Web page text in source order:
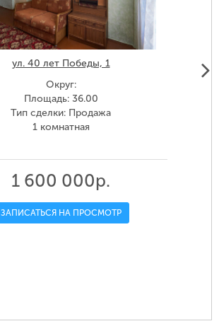
ул. 40 лет Победы, 1
Округ:
Площадь: 36.00
Тип сделки: Продажа
1 комнатная
1 600 000р.
ЗАПИСАТЬСЯ НА ПРОСМОТР